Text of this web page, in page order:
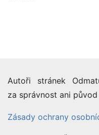
Autoři stránek
za správnost ani
Zásady ochrany